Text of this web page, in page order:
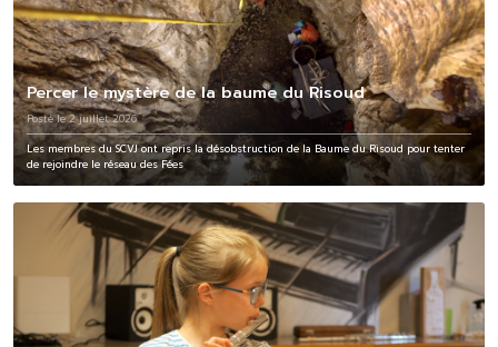
Percer le mystère de la baume du Risoud
Posté le 2 juillet 2026
Les membres du SCVJ ont repris la désobstruction de la Baume du Risoud pour tenter
de rejoindre le réseau des Fées